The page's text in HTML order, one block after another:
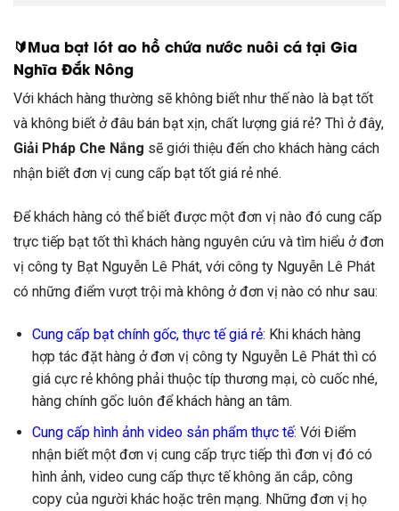
🔰Mua bạt lót ao hồ chứa nước nuôi cá tại Gia
Nghĩa Đắk Nông
Với khách hàng thường sẽ không biết như thế nào là bạt tốt
và không biết ở đâu bán bạt xịn, chất lượng giá rẻ? Thì ở đây,
Giải Pháp Che Nắng sẽ giới thiệu đến cho khách hàng cách
nhận biết đơn vị cung cấp bạt tốt giá rẻ nhé.
Để khách hàng có thể biết được một đơn vị nào đó cung cấp
trực tiếp bạt tốt thì khách hàng nguyên cứu và tìm hiểu ở đơn
vị công ty Bạt Nguyễn Lê Phát, với công ty Nguyễn Lê Phát
có những điểm vượt trội mà không ở đơn vị nào có như sau:
Cung cấp bạt chính gốc, thực tế giá rẻ: Khi khách hàng
hợp tác đặt hàng ở đơn vị công ty Nguyễn Lê Phát thì có
giá cực rẻ không phải thuộc típ thương mại, cò cuốc nhé,
hàng chính gốc luôn để khách hàng an tâm.
Cung cấp hình ảnh video sản phẩm thực tế: Với Điểm
nhận biết một đơn vị cung cấp trực tiếp thì đơn vị đó có
hình ảnh, video cung cấp thực tế không ăn cắp, công
copy của người khác hoặc trên mạng. Những đơn vị họ